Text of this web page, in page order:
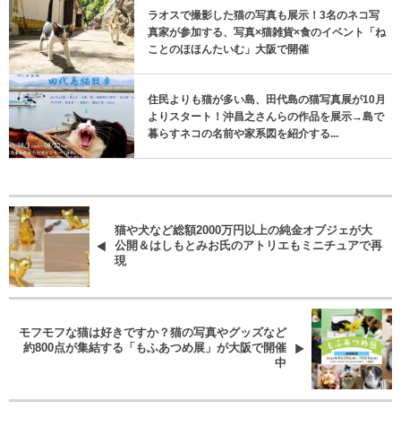
ラオスで撮影した猫の写真も展示！3名のネコ写
真家が参加する、写真×猫雑貨×食のイベント「ね
ことのほほんたいむ」大阪で開催
住民よりも猫が多い島、田代島の猫写真展が10月
よりスタート！沖昌之さんらの作品を展示→島で
暮らすネコの名前や家系図を紹介する...
猫や犬など総額2000万円以上の純金オブジェが大
公開＆はしもとみお氏のアトリエもミニチュアで再
現
モフモフな猫は好きですか？猫の写真やグッズなど
約800点が集結する「もふあつめ展」が大阪で開催
中